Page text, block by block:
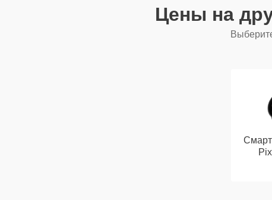
Цены на